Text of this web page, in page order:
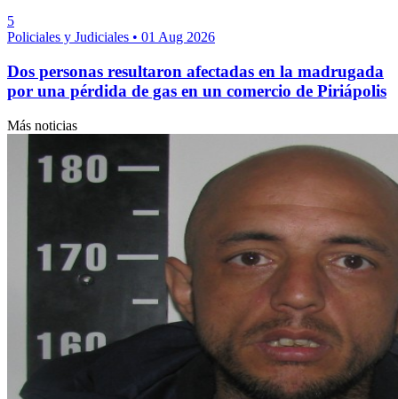
5
Policiales y Judiciales • 01 Aug 2026
Dos personas resultaron afectadas en la madrugada
por una pérdida de gas en un comercio de Piriápolis
Más noticias